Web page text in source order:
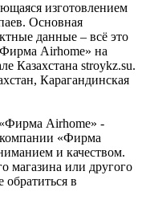
изготовлением
Основная
данные – всё это
Airhome» на
Казахстана stroykz.su.
Карагандинская
Airhome» -
«Фирма
и качеством.
магазина или другого
в